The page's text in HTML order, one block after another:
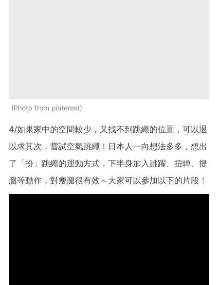
Photo from pinterest
4/如果家中的空間較少，又找不到跳繩的位置，可以退
以求其次，嘗試空氣跳繩！日本人一向想法多多，想出
了「扮」跳繩的運動方式，下半身加入跳躍、扭轉、提
腿等動作，對瘦腿很有效～大家可以參加以下的片段！